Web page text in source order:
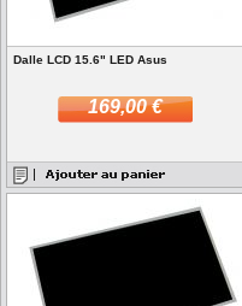
Dalle LCD 15.6" LED Asus
169,00 €